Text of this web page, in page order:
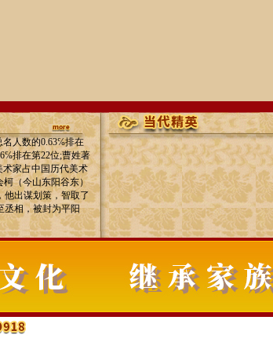
名人数的0.63℅排在
排在第22位;曹姓著
家占中国历代美术
柯（今山东阳谷东）
他出谋划策，智取了
丞相，被封为平阳